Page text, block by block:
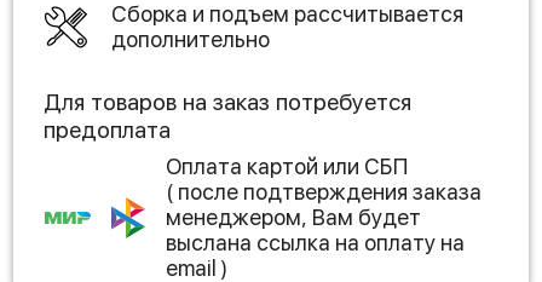
Сборка и подъем рассчитывается
дополнительно
Для товаров на заказ потребуется
предоплата
Оплата картой или СБП
( после подтверждения заказа
менеджером, Вам будет
выслана ссылка на оплату на
email )